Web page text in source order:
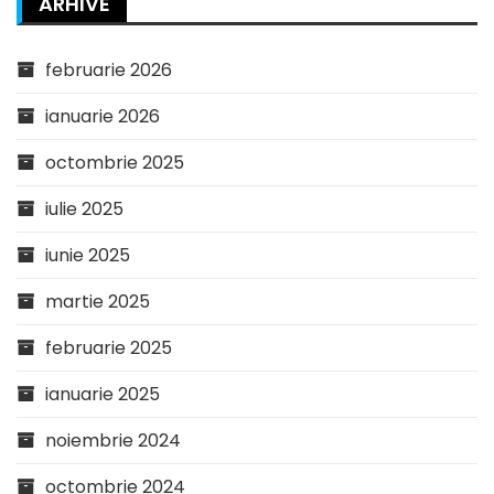
februarie 2026
ianuarie 2026
octombrie 2025
iulie 2025
iunie 2025
martie 2025
februarie 2025
ianuarie 2025
noiembrie 2024
octombrie 2024